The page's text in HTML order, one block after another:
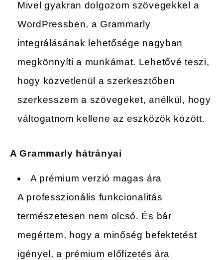
Mivel gyakran dolgozom szövegekkel a
WordPressben, a Grammarly
integrálásának lehetősége nagyban
megkönnyíti a munkámat. Lehetővé teszi,
hogy közvetlenül a szerkesztőben
szerkesszem a szövegeket, anélkül, hogy
váltogatnom kellene az eszközök között.
A Grammarly hátrányai
A prémium verzió magas ára
A professzionális funkcionalitás
természetesen nem olcsó. És bár
megértem, hogy a minőség befektetést
igényel, a prémium előfizetés ára